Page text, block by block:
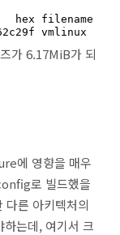
4296675	 701116	1474560	6472351	 62c29f	vmlinux
가 6.17MiB가 되
에 영향을 매우
로 빌드했을
다른 아키텍처의
는데, 여기서 크